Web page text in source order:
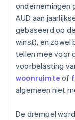
ondernemingen
AUD aan
gebaseerd op
winst), en zowel
tellen mee voor
voorbelasting
woonruimte of
algemeen niet
De drempel